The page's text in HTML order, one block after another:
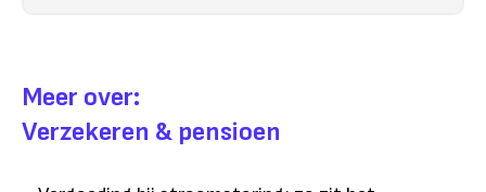
Meer over:
Verzekeren & pensioen